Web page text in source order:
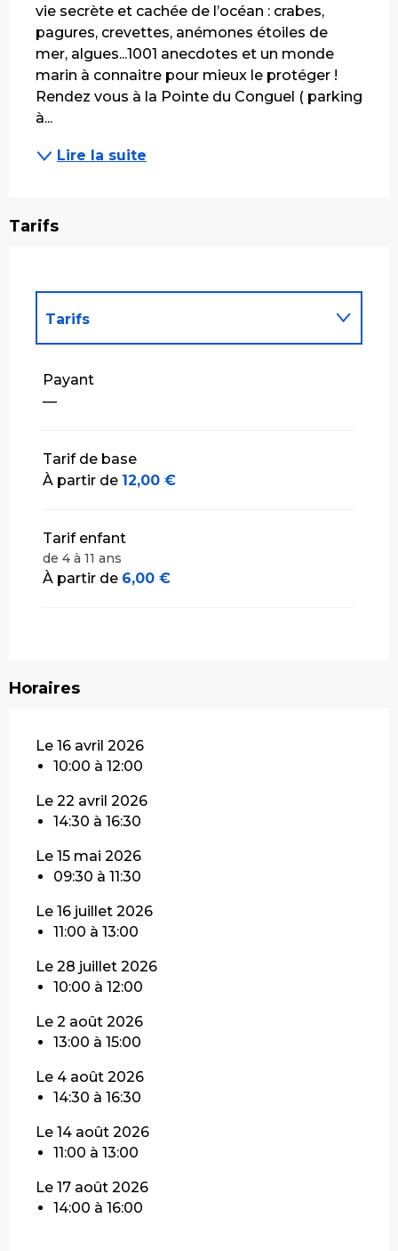
vie secrète et cachée de l’océan : crabes,
pagures, crevettes, anémones étoiles de
mer, algues...1001 anecdotes et un monde
marin à connaitre pour mieux le protéger !
Rendez vous à la Pointe du Conguel ( parking
à...
Lire la suite
Tarifs
Tarifs
Tarifs 2027
Payant
—
Tarif de base
À partir de 12,00 €
Tarif enfant
de 4 à 11 ans
À partir de 6,00 €
Horaires
Le 16 avril 2026
10:00 à 12:00
Le 22 avril 2026
14:30 à 16:30
Le 15 mai 2026
09:30 à 11:30
Le 16 juillet 2026
11:00 à 13:00
Le 28 juillet 2026
10:00 à 12:00
Le 2 août 2026
13:00 à 15:00
Le 4 août 2026
14:30 à 16:30
Le 14 août 2026
11:00 à 13:00
Le 17 août 2026
14:00 à 16:00